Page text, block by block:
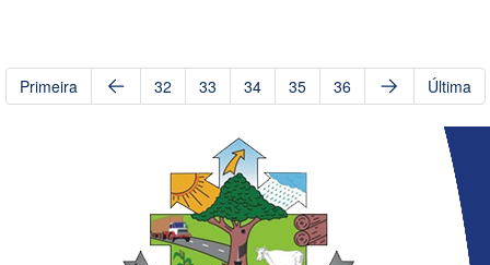
Primeira 32 33 34 35 36 Última